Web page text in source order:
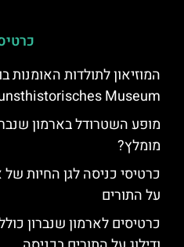
המוזיאון לתולדות האומנות
Museum
מופע השטרודל בארמון
מומלץ?
כרטיסי כניסה לגן החיות של
על התורים
כרטיסים לארמון שנברון